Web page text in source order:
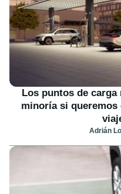
Los puntos de
minoría si
Adrián